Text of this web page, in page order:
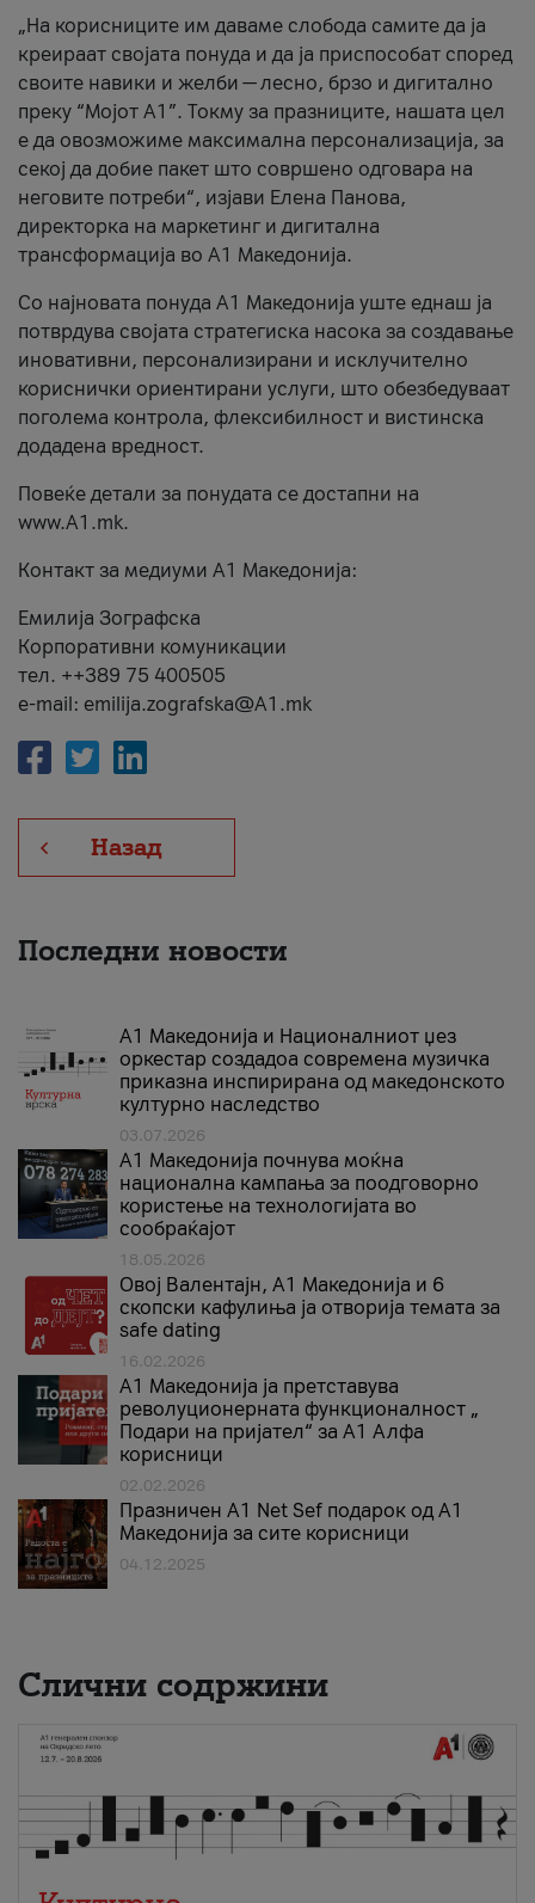
„На корисниците им даваме слобода самите да ја
креираат својата понуда и да ја приспособат според
своите навики и желби — лесно, брзо и дигитално
преку “Мојот А1”. Токму за празниците, нашата цел
е да овозможиме максимална персонализација, за
секој да добие пакет што совршено одговара на
неговите потреби“, изјави Елена Панова,
директорка на маркетинг и дигитална
трансформација во А1 Македонија.
Со најновата понуда А1 Македонија уште еднаш ја
потврдува својата стратегиска насока за создавање
иновативни, персонализирани и исклучително
кориснички ориентирани услуги, што обезбедуваат
поголема контрола, флексибилност и вистинска
додадена вредност.
Повеќе детали за понудата се достапни на
www.А1.mk.
Контакт за медиуми А1 Македонија:
Емилија Зографска
Корпоративни комуникации
тел. ++389 75 400505
e-mail: emilija.zografska@A1.mk
Назад
Последни новости
А1 Македонија и Националниот џез
оркестар создадоа современа музичка
приказна инспирирана од македонското
културно наследство
03.07.2026
A1 Македонија почнува моќна
национална кампања за поодговорно
користење на технологијата во
сообраќајот
18.05.2026
Овој Валентајн, A1 Македонија и 6
скопски кафулиња ја отворија темата за
safe dating
16.02.2026
А1 Македонија ја претставува
револуционерната функционалност „
Подари на пријател“ за А1 Алфа
корисници
02.02.2026
Празничен A1 Net Sеf подарок од А1
Македонија за сите корисници
04.12.2025
Слични содржини